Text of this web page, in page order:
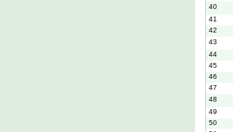
40
41
42
43
44
45
46
47
48
49
50